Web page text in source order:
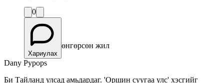
0
Хариулах
өнгөрсөн жил
Dany Pypops
Би Тайланд улсад амьдардаг. 'Оршин суугаа улс' хэсгийг